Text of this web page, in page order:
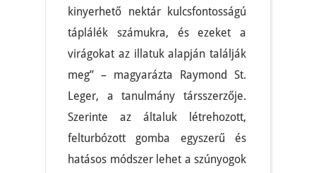
kinyerhető nektár kulcsfontosságú
táplálék számukra, és ezeket a
virágokat az illatuk alapján találják
meg” – magyarázta Raymond St.
Leger, a tanulmány társszerzője.
Szerinte az általuk létrehozott,
felturbózott gomba egyszerű és
hatásos módszer lehet a szúnyogok